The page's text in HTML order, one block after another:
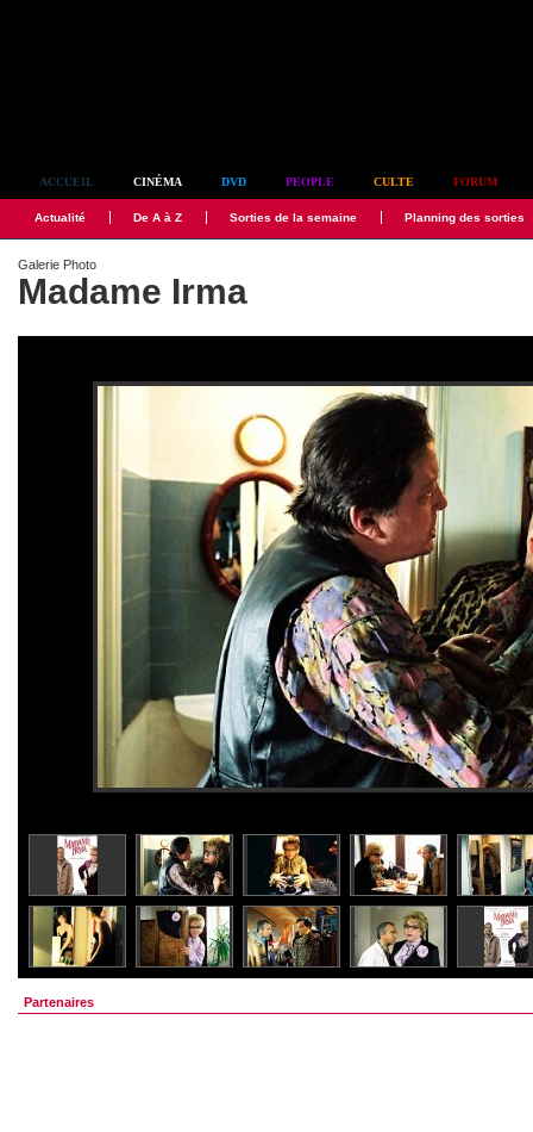
ACCUEIL CINÉMA DVD PEOPLE CULTE FORUM
Actualité De A à Z Sorties de la semaine Planning des sorties
Galerie Photo
Madame Irma
Partenaires